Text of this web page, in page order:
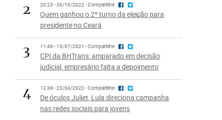
2 20:23 - 30/10/2022 - Compartilhe
Quem ganhou o 2º turno da eleição para
presidente no Ceará
3 11:49 - 13/07/2021 - Compartilhe
CPI da BHTrans: amparado em decisão
judicial, empresário falta a depoimento
4 12:38 - 23/04/2022 - Compartilhe
De óculos Juliet, Lula direciona campanha
nas redes sociais para jovens